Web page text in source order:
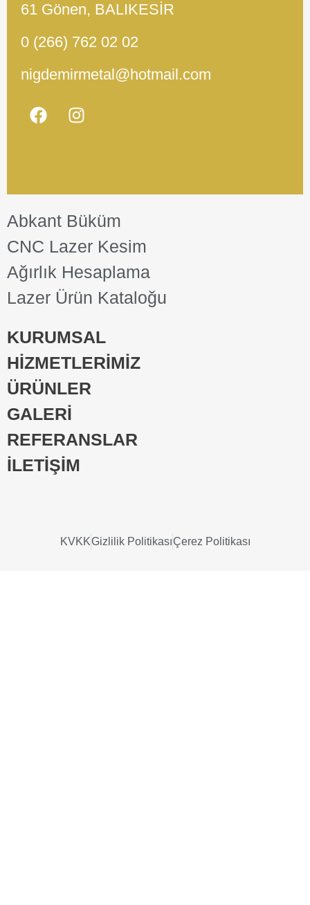
61 Gönen, BALIKESİR
0 (266) 762 02 02
nigdemirmetal@hotmail.com
Abkant Büküm
CNC Lazer Kesim
Ağırlık Hesaplama
Lazer Ürün Kataloğu
KURUMSAL
HİZMETLERİMİZ
ÜRÜNLER
GALERİ
REFERANSLAR
İLETİŞİM
KVKKGizlilik PolitikasıÇerez Politikası